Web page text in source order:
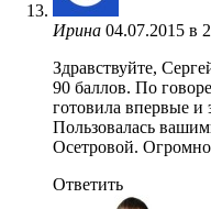
Ирина 04.07.2015 в
Здравствуйте,
90 баллов. По
готовила впервые и
Пользовалась
Осетровой.
Ответить